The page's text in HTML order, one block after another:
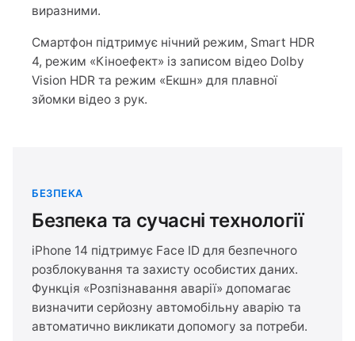
виразними.
Смартфон підтримує нічний режим, Smart HDR
4, режим «Кіноефект» із записом відео Dolby
Vision HDR та режим «Екшн» для плавної
зйомки відео з рук.
БЕЗПЕКА
Безпека та сучасні технології
iPhone 14 підтримує Face ID для безпечного
розблокування та захисту особистих даних.
Функція «Розпізнавання аварії» допомагає
визначити серйозну автомобільну аварію та
автоматично викликати допомогу за потреби.